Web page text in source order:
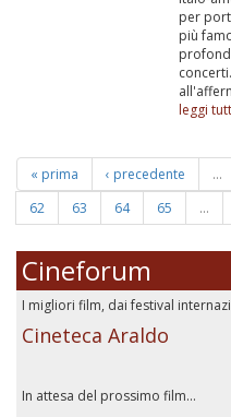
per
più
leggi
« prima ‹ precedente …
62
63 64 65 …
Cineforum
I migliori film, dai festival
Cineteca Araldo
In attesa del prossimo film...